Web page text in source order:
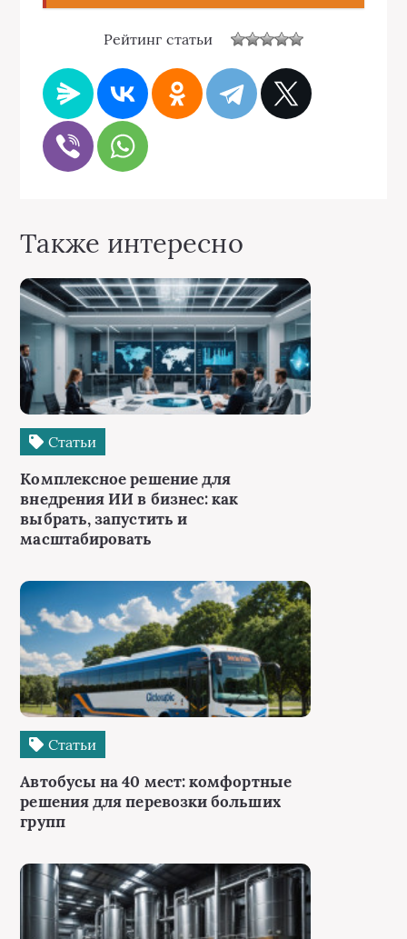
Рейтинг статьи
Также интересно
Статьи
Комплексное решение для
внедрения ИИ в бизнес: как
выбрать, запустить и
масштабировать
Статьи
Автобусы на 40 мест: комфортные
решения для перевозки больших
групп